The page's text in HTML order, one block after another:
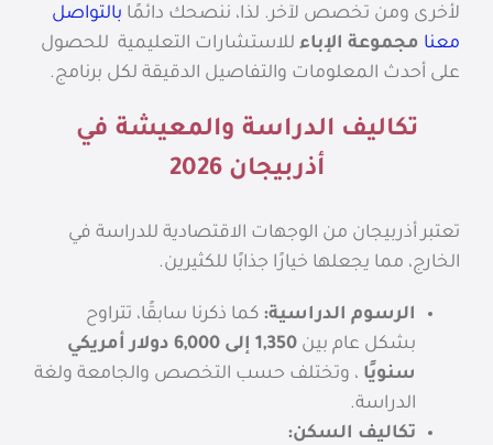
لأخرى ومن تخصص لآخر. لذا، ننصحك دائمًا بالتواصل
معنا مجموعة الإباء للاستشارات التعليمية للحصول
على أحدث المعلومات والتفاصيل الدقيقة لكل برنامج.
تكاليف الدراسة والمعيشة في
أذربيجان 2026
تعتبر أذربيجان من الوجهات الاقتصادية للدراسة في
الخارج، مما يجعلها خيارًا جذابًا للكثيرين.
الرسوم الدراسية: كما ذكرنا سابقًا، تتراوح
بشكل عام بين
1,350 إلى 6,000 دولار أمريكي
سنويًا ، وتختلف حسب التخصص والجامعة ولغة
الدراسة.
تكاليف السكن: